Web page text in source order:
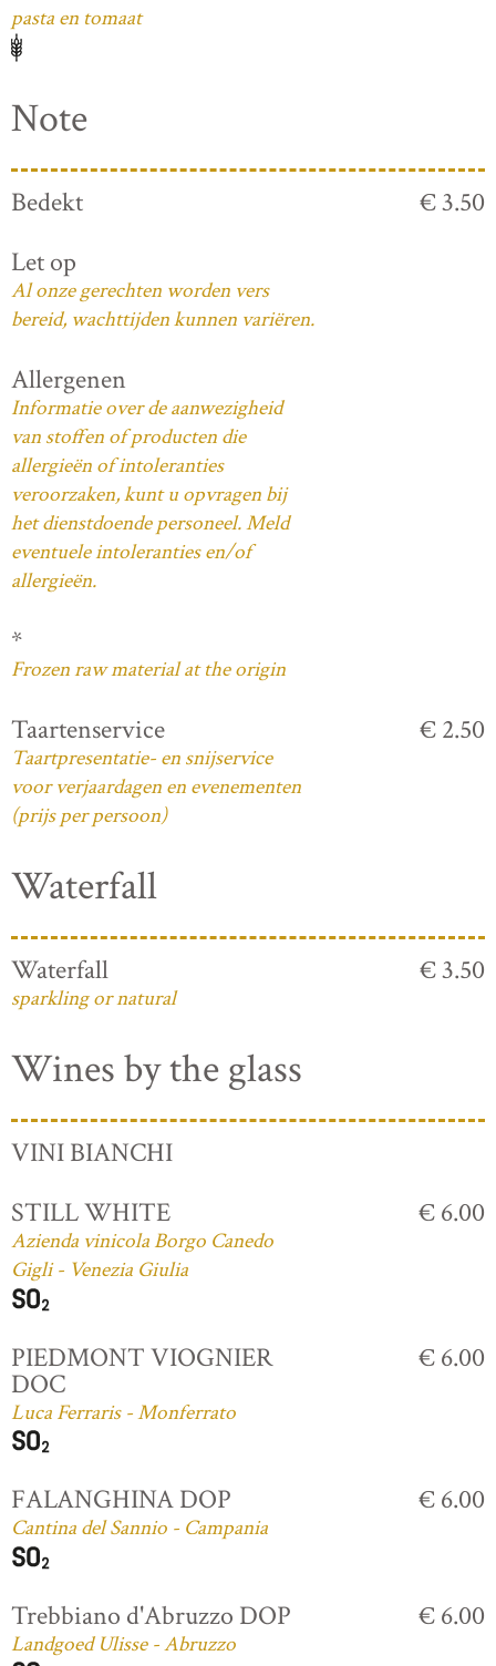
pasta en tomaat
Note
Bedekt
€ 3.50
Let op
Al onze gerechten worden vers
bereid, wachttijden kunnen variëren.
Allergenen
Informatie over de aanwezigheid
van stoffen of producten die
allergieën of intoleranties
veroorzaken, kunt u opvragen bij
het dienstdoende personeel. Meld
eventuele intoleranties en/of
allergieën.
*
Frozen raw material at the origin
Taartenservice
Taartpresentatie- en snijservice
voor verjaardagen en evenementen
(prijs per persoon)
€ 2.50
Waterfall
Waterfall
sparkling or natural
€ 3.50
Wines by the glass
VINI BIANCHI
STILL WHITE
Azienda vinicola Borgo Canedo
Gigli - Venezia Giulia
€ 6.00
PIEDMONT VIOGNIER
DOC
Luca Ferraris - Monferrato
€ 6.00
FALANGHINA DOP
Cantina del Sannio - Campania
€ 6.00
Trebbiano d'Abruzzo DOP
Landgoed Ulisse - Abruzzo
€ 6.00